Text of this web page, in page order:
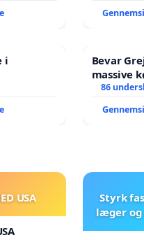
i
Bevar
massive
Struer-
86
USA
Styrk
læger og